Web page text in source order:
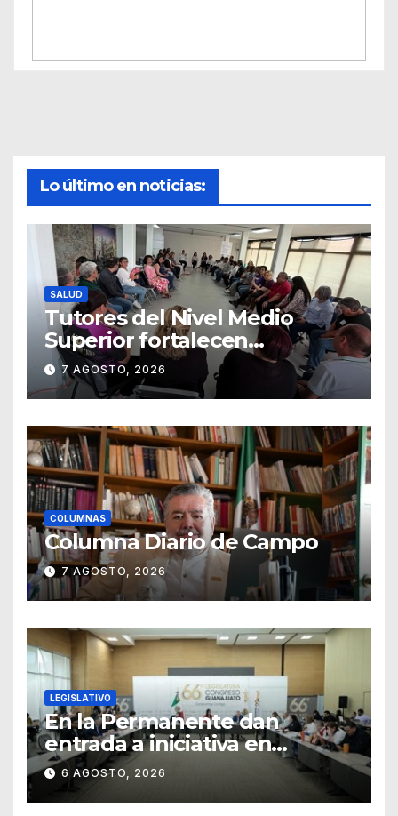
Lo último en noticias:
SALUD
Tutores del Nivel Medio
Superior fortalecen
estrategias para la
prevención de la violencia en
el noviazgo
7 AGOSTO, 2026
COLUMNAS
Columna Diario de Campo
7 AGOSTO, 2026
LEGISLATIVO
En la Permanente dan
entrada a iniciativa en
materia notarial
6 AGOSTO, 2026